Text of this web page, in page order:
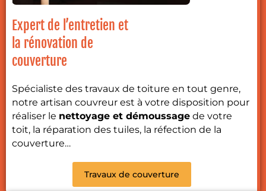
Expert de l’entretien et
la rénovation de
couverture
Spécialiste des travaux de toiture en tout genre,
notre artisan couvreur est à votre disposition pour
réaliser le nettoyage et démoussage de votre
toit, la réparation des tuiles, la réfection de la
couverture…
Travaux de couverture